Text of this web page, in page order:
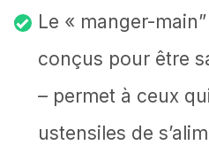
Le « manger-
conçus pour être
– permet à ceux
ustensiles de